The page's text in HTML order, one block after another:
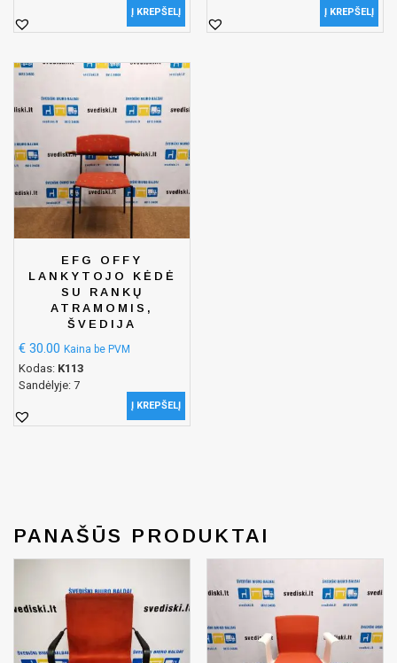
Į KREPŠELĮ Į KREPŠELĮ
EFG OFFY
LANKYTOJO KĖDĖ
SU RANKŲ
ATRAMOMIS,
ŠVEDIJA
€ 30.00 Kaina be PVM
Kodas: K113
Sandėlyje: 7
Į KREPŠELĮ
PANAŠŪS PRODUKTAI